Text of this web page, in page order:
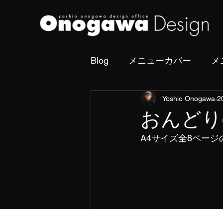
Blog メニューカバー
撮影・フォトディレクショ
おんど
Yoshio Onogawa
A4サイズ全8ページ